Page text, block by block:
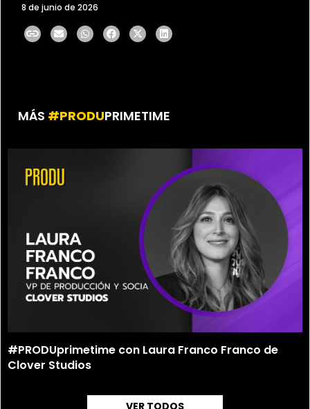
8 de junio de 2026
MÁS #PRODUPRIMETIME
#PRODUprimetime con Laura Franco Franco de
Clover Studios